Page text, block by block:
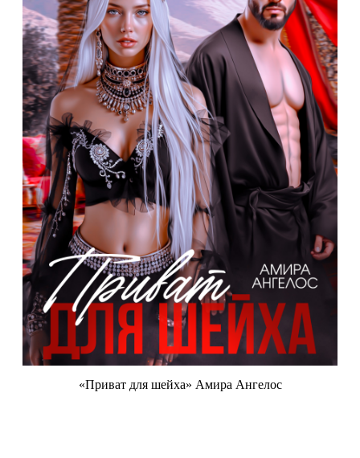
«Приват для шейха» Амира Ангелос